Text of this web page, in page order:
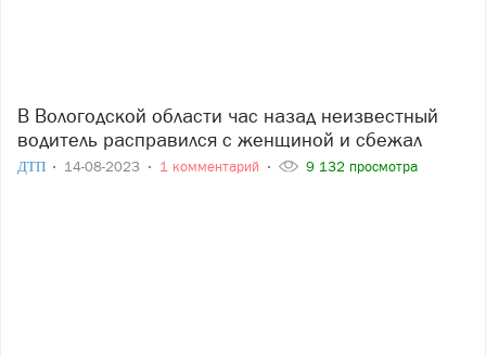
В Вологодской области час назад неизвестный
водитель расправился с женщиной и сбежал
ДТП 14-08-2023 1 комментарий 9 132 просмотра